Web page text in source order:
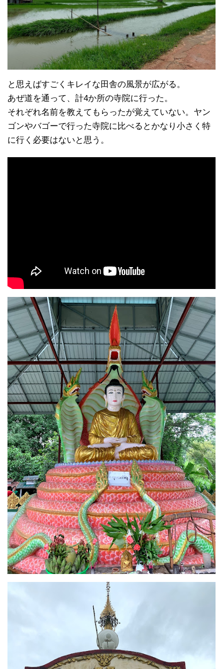
と思えばすごくキレイな田舎の風景が広がる。
あぜ道を通って、計4か所の寺院に行った。
それぞれ名前を教えてもらったが覚えていない。ヤン
ゴンやバゴーで行った寺院に比べるとかなり小さく特
に行く必要はないと思う。